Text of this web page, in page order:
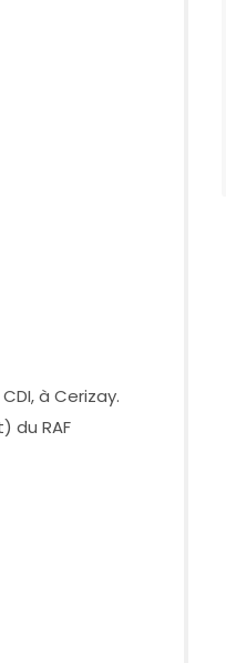
à Cerizay.
du RAF